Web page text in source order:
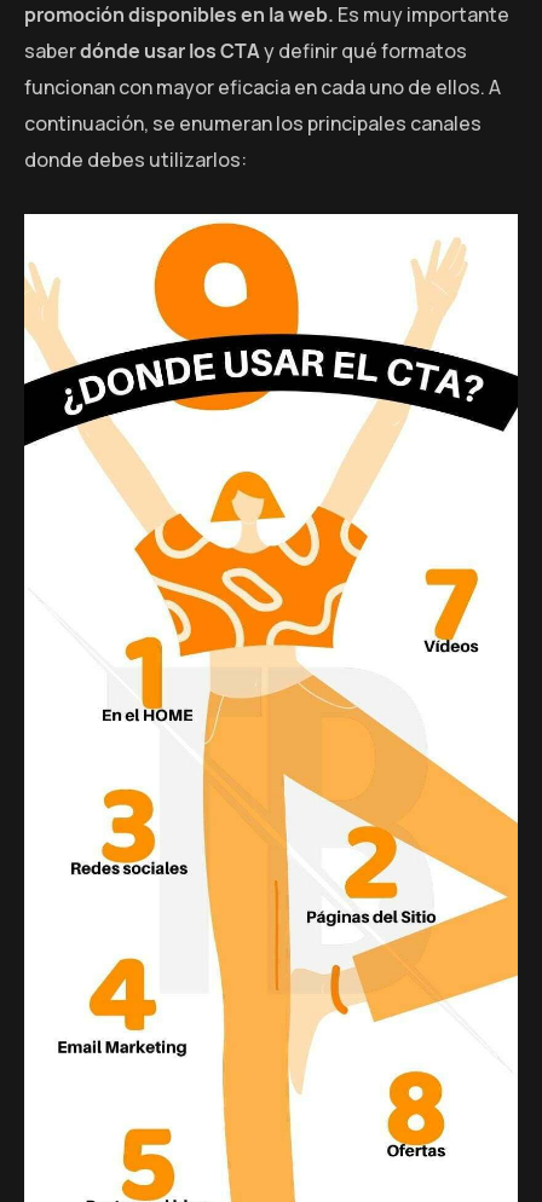
promoción disponibles en la web. Es muy importante
saberdónde usar los CTAy definir qué formatos
funcionan con mayor eficacia en cada uno de ellos. A
continuación, se enumeran los principales canales
donde debes utilizarlos: